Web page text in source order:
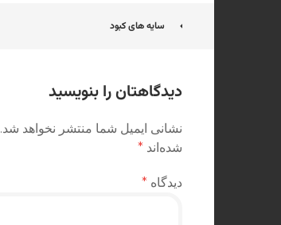
ناوبری
سایه های کبود
دیدگاهتان را بنویسید
نشانی ایمیل شما منتشر نخواهد شد.
شده‌اند *
دیدگاه *